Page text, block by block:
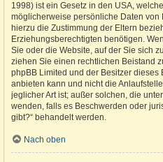
1998) ist ein Gesetz in den USA,
möglicherweise persönliche Daten
hierzu die Zustimmung der Eltern
Erziehungsberechtigten benötigen.
Sie oder die Website, auf der Sie sich
ziehen Sie einen rechtlichen Beistand
phpBB Limited und der Besitzer dieses
anbieten kann und nicht die
jeglicher Art ist; außer solchen, die
wenden, falls es Beschwerden oder
gibt?“ behandelt werden.
Nach oben